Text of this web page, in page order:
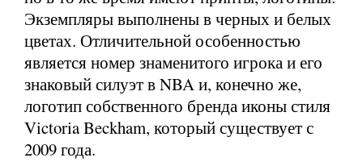
Экземпляры выполнены в черных и белых
цветах. Отличительной особенностью
является номер знаменитого игрока и его
знаковый силуэт в NBA и, конечно же,
логотип собственного бренда иконы стиля
Victoria Beckham, который существует с
2009 года.